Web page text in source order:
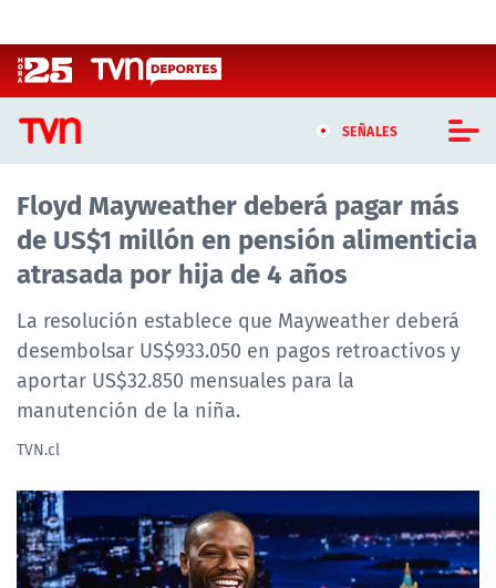
SEÑALES
CASTING MASTERCHEF CHILE
CASTING TVN VERTICAL
TVN VERTICAL
TVN PLAY
PROGRAMAS
NTV
ACTUALIDAD Y TENDENCIAS
Floyd Mayweather deberá pagar más
de US$1 millón en pensión alimenticia
atrasada por hija de 4 años
La resolución establece que Mayweather deberá
desembolsar US$933.050 en pagos retroactivos y
aportar US$32.850 mensuales para la
manutención de la niña.
TVN.cl